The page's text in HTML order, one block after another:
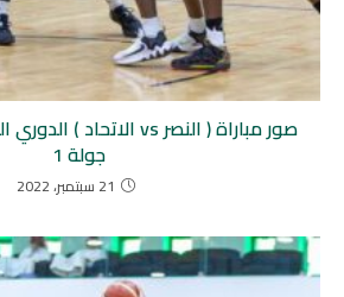
جولة 1
21 سبتمبر، 2022